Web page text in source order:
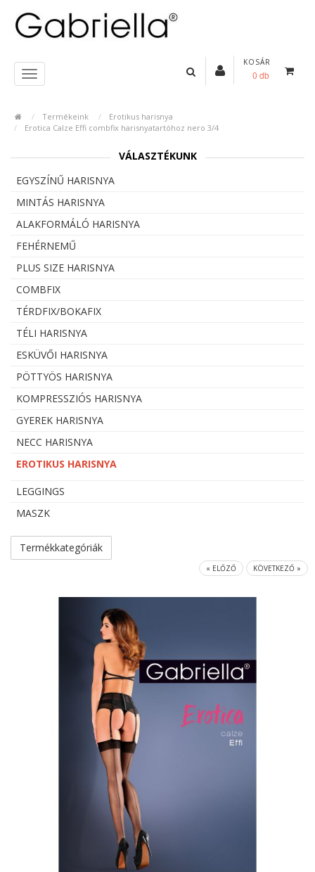
KOSÁR
0 db
Termékeink
Erotikus harisnya
Erotica Calze Effi combfix harisnyatartóhoz nero 3/4
VÁLASZTÉKUNK
EGYSZÍNŰ HARISNYA
MINTÁS HARISNYA
ALAKFORMÁLÓ HARISNYA
FEHÉRNEMŰ
PLUS SIZE HARISNYA
COMBFIX
TÉRDFIX/BOKAFIX
TÉLI HARISNYA
ESKÜVŐI HARISNYA
PÖTTYÖS HARISNYA
KOMPRESSZIÓS HARISNYA
GYEREK HARISNYA
NECC HARISNYA
EROTIKUS HARISNYA
LEGGINGS
MASZK
Termékkategóriák
« ELŐZŐ KÖVETKEZŐ »